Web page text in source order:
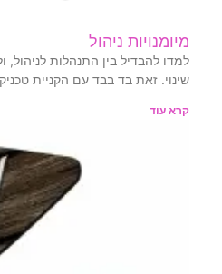
מיומנויות ניהול
למדו להבדיל בין התנהלות לניהול,
שינוי. זאת בד בבד עם הקניית
קרא עוד